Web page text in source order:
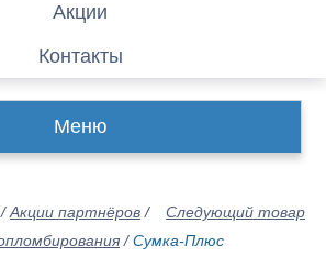
Акции
Контакты
Меню
Следующий товар
/Акции партнёров /
/Сумка-Плюс